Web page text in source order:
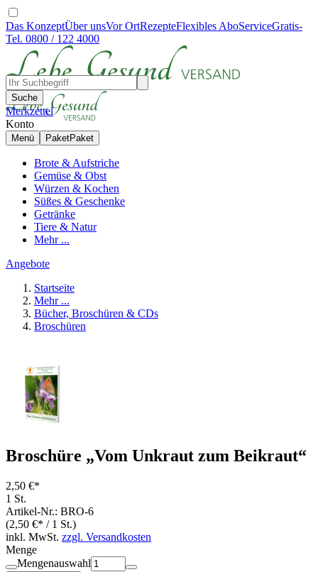
Das KonzeptÜber unsVor OrtRezepteFlexibles AboServiceGratis-
Tel. 0800 / 122 4000
Suche
Merkzettel
Konto
Menü PaketPaket
Brote & Aufstriche
Gemüse & Obst
Würzen & Kochen
Süßes & Geschenke
Getränke
Tiere & Natur
Mehr ...
Angebote
Startseite
Mehr ...
Bücher, Broschüren & CDs
Broschüren
Broschüre „Vom Unkraut zum Beikraut“
2,50 €*
1 St.
Artikel-Nr.: BRO-6
(2,50 €* / 1 St.)
inkl. MwSt. zzgl. Versandkosten
Menge
Mengenauswahl